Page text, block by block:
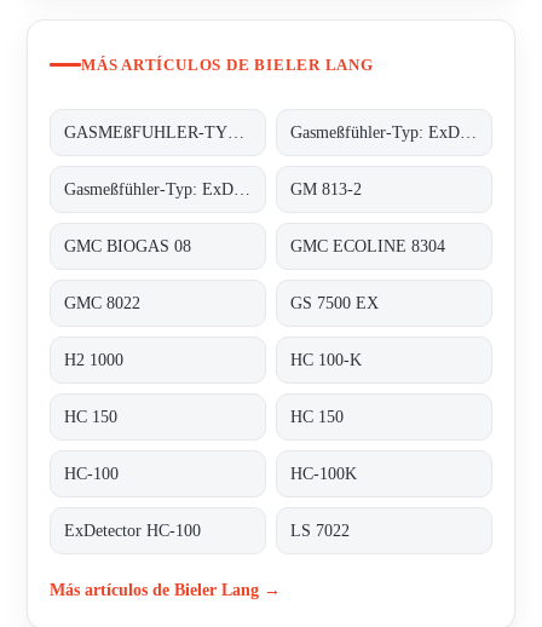
MÁS ARTÍCULOS DE BIELER LANG
GM 813-2
GMC BIOGAS 08 GMC ECOLINE 8304
GMC 8022 GS 7500 EX
H2 1000 HC 100-K
HC 150 HC 150
HC-100 HC-100K
ExDetector HC-100 LS 7022
Más artículos de Bieler Lang →